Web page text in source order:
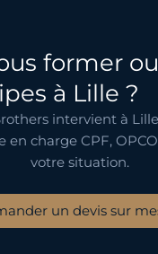
former
à Lille ?
intervient à
en charge CPF,
votre situation.
un devis sur